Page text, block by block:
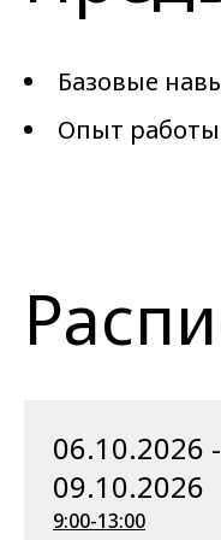
Базовые
Опыт работы
06.10.2026 -
09.10.2026
9:00-13:00